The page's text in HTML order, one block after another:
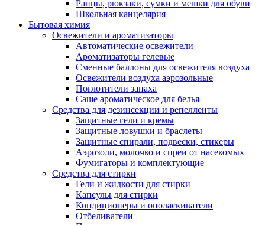
Ранцы, рюкзаки, сумки и мешки для обуви
Школьная канцелярия
Бытовая химия
Освежители и ароматизаторы
Автоматические освежители
Ароматизаторы гелевые
Сменные баллоны для освежителя воздуха
Освежители воздуха аэрозольные
Поглотители запаха
Саше ароматическое для белья
Средства для дезинсекции и репелленты
Защитные гели и кремы
Защитные ловушки и браслеты
Защитные спирали, подвески, стикеры
Аэрозоли, молочко и спреи от насекомых
Фумигаторы и комплектующие
Средства для стирки
Гели и жидкости для стирки
Капсулы для стирки
Кондиционеры и ополаскиватели
Отбеливатели